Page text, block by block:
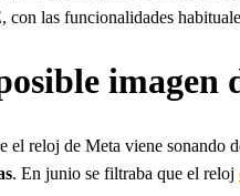
las funcionalidades
imagen
el reloj de Meta viene sonando
. En junio se filtraba que el reloj